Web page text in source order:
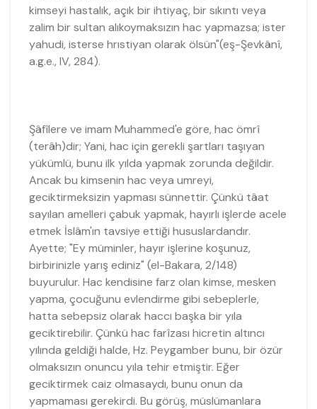
kimseyi hastalık, açık bir ihtiyaç, bir sıkıntı veya
zalim bir sultan alıkoymaksızın hac yapmazsa; ister
yahudi, isterse hrıstiyan olarak ölsün"(eş-Şevkânî,
a.g.e., IV, 284).
Şâfîlere ve imam Muhammed'e göre, hac ömrî
(terâh)dir; Yani, hac için gerekli şartları taşıyan
yükümlü, bunu ilk yılda yapmak zorunda değildir.
Ancak bu kimsenin hac veya umreyi,
geciktirmeksizin yapması sünnettir. Çünkü tâat
sayılan amelleri çabuk yapmak, hayırlı işlerde acele
etmek İslâm'ın tavsiye ettiği hususlardandır.
Ayette; "Ey müminler, hayır işlerine koşunuz,
birbirinizle yarış ediniz" (el-Bakara, 2/148)
buyurulur. Hac kendisine farz olan kimse, mesken
yapma, çocuğunu evlendirme gibi sebeplerle,
hatta sebepsiz olarak haccı başka bir yıla
geciktirebilir. Çünkü hac farîzası hicretin altıncı
yılında geldiği halde, Hz. Peygamber bunu, bir özür
olmaksızın onuncu yıla tehir etmiştir. Eğer
geciktirmek caiz olmasaydı, bunu onun da
yapmaması gerekirdi. Bu görüş, müslümanlara